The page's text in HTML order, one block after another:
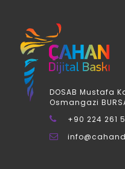
DOSAB Mustafa
Osmangazi
+90 224 261